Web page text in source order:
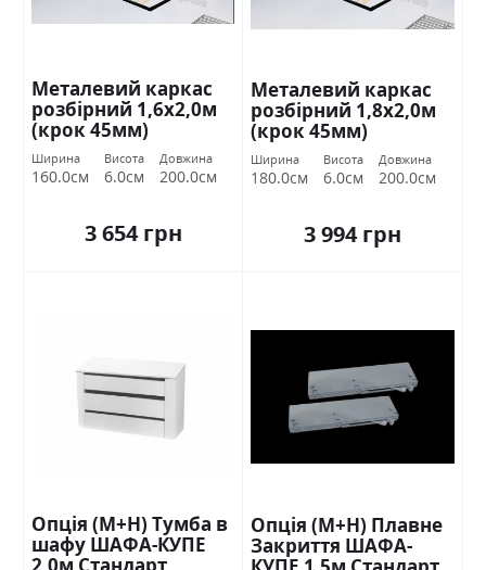
Металевий каркас
розбірний 1,6х2,0м
(крок 45мм)
Ширина
160.0см
Висота
6.0см
Довжина
200.0см
3 654 грн
Металевий каркас
розбірний 1,8х2,0м
(крок 45мм)
Ширина
180.0см
Висота
6.0см
Довжина
200.0см
3 994 грн
Опція (М+Н) Тумба в
шафу ШАФА-КУПЕ
2,0м Стандарт
Опція (М+Н) Плавне
Закриття ШАФА-